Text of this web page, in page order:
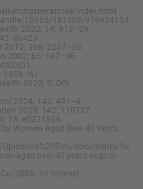
index.html
10665/181468/
2022; 14: 913–29
d6423
2012; 366: 2257–66
2002; 65: 187–96
2020; 5: DOI
2024; 143: 431–4
2025; 142: 110727
15: e0231856
Women Aged Over 40 Years.
documents/fsrh-
aged-over-40-years-august-
380A. Im Internet: